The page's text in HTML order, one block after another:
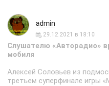
admin
29.12.2021 в 18:10
Слушателю «Авторадио»
мобиля
Алексей Соловьев из
третьем суперфинале игры